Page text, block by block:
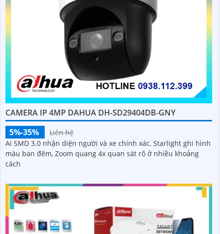
CAMERA IP 4MP DAHUA DH-SD29404DB-GNY
5%-35%
Liên hệ
AI SMD 3.0 nhận diện người và xe chính xác, Starlight ghi hình
màu ban đêm, Zoom quang 4x quan sát rõ ở nhiều khoảng
cách